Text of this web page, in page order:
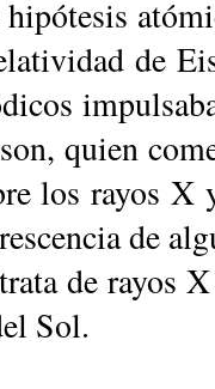
de
quien
los ra­yos
de
de ra­yos
Sol.